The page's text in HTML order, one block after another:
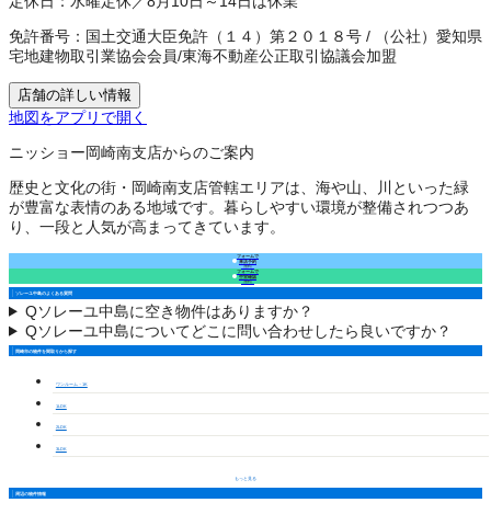
免許番号： 国土交通大臣免許（１４）第２０１８号 /
（公社）愛知県
宅地建物取引業協会会員/東海不動産公正取引協議会加盟
店舗の詳しい情報
地図をアプリで開く
ニッショー岡崎南支店からのご案内
歴史と文化の街・岡崎南支店管轄エリアは、海や山、川といった緑
が豊富な表情のある地域です。暮らしやすい環境が整備されつつあ
り、一段と人気が高まってきています。
フォームで
来店予約
（無料）
フォームで
空室確認
（無料）
ソレーユ中島のよくある質問
Qソレーユ中島に空き物件はありますか？
Qソレーユ中島についてどこに問い合わせしたら良いですか？
岡崎市の物件を間取りから探す
ワンルーム・1K
1LDK
2LDK
3LDK
もっと見る
周辺の物件情報